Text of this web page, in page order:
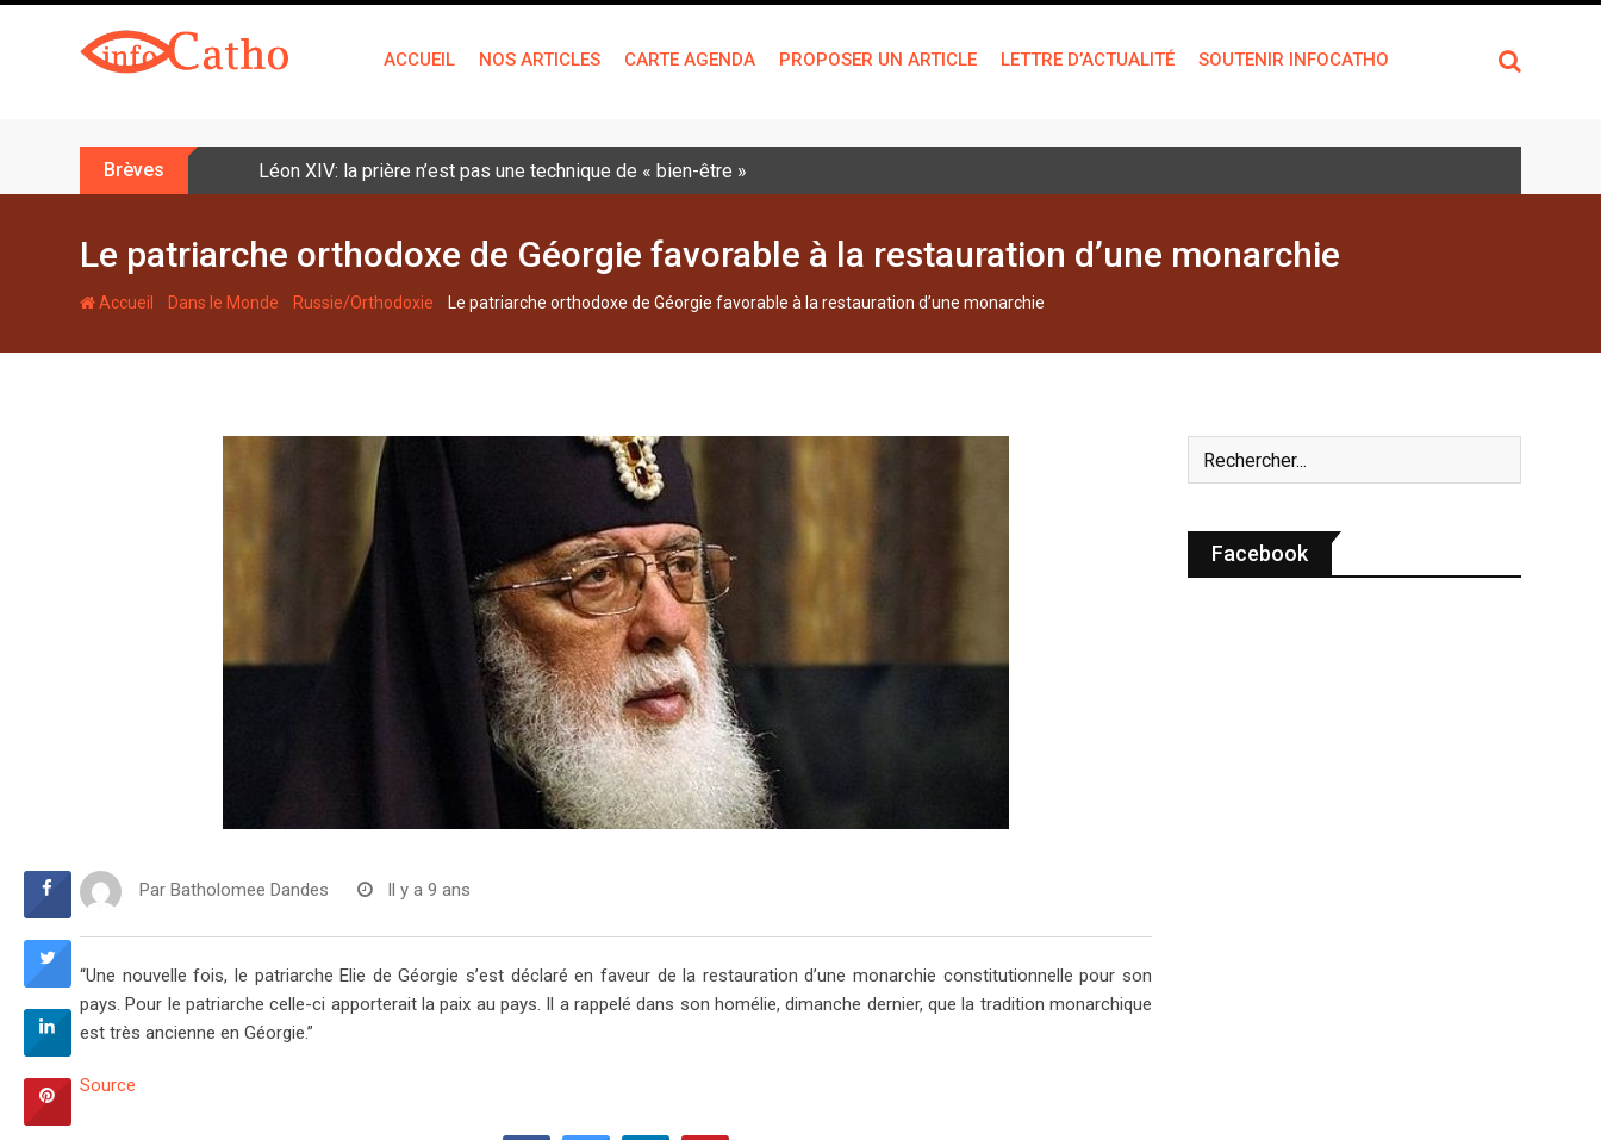
t
ACCUEIL NOS ARTICLES CARTE AGENDA PROPOSER UN ARTICLE LETTRE D’ACTUALITÉ SOUTENIR INFOCATHO
Brèves Léon XIV: la prière n’est pas une technique de « bien-être »
Le patriarche orthodoxe de Géorgie favorable à la restauration d’une monarchie
Accueil - Dans le Monde - Russie/Orthodoxie - Le patriarche orthodoxe de Géorgie favorable à la restauration d’une monarchie
Par Batholomee Dandes Il y a 9 ans
“Une nouvelle fois, le patriarche Elie de Géorgie s’est déclaré en faveur de la restauration d’une monarchie constitutionnelle pour son
pays. Pour le patriarche celle-ci apporterait la paix au pays. Il a rappelé dans son homélie, dimanche dernier, que la tradition monarchique
est très ancienne en Géorgie.”
Source
Facebook